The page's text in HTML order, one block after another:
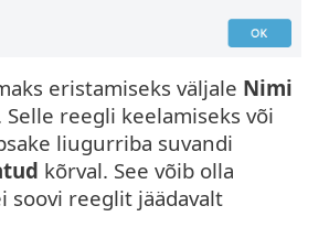
eristamiseks väljale Nimi
reegli keelamiseks või
liugurriba suvandi
kõrval. See võib olla
soovi reeglit jäädavalt